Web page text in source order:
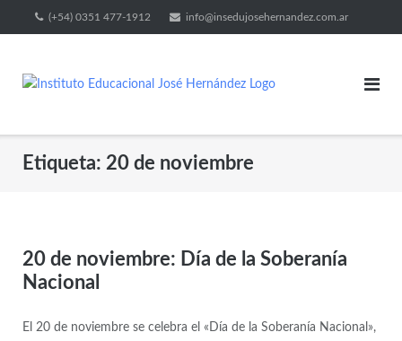
(+54) 0351 477-1912 info@insedujosehernandez.com.ar
Etiqueta: 20 de noviembre
20 de noviembre: Día de la Soberanía
Nacional
El 20 de noviembre se celebra el «Día de la Soberanía Nacional»,